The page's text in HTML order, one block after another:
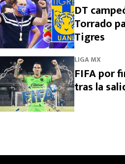
DT
Torrado
Tigres
LIGA MX
FIFA por
tras la